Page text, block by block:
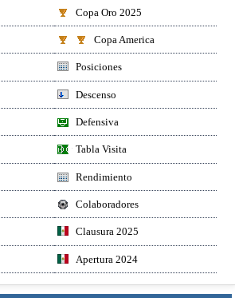
Copa Oro 2025
Copa America
Posiciones
Descenso
Defensiva
Tabla Visita
Rendimiento
Colaboradores
Clausura 2025
Apertura 2024